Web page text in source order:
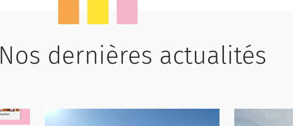
Nos dernières actualités